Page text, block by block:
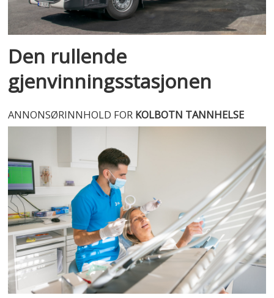
Den rullende
gjenvinningsstasjonen
ANNONSØRINNHOLD FOR KOLBOTN TANNHELSE